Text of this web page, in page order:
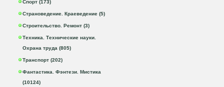
Спорт (173)
Страноведение. Краеведение (5)
Строительство. Ремонт (3)
Техника. Технические науки.
Охрана труда (805)
Транспорт (202)
Фантастика. Фэнтези. Мистика
(10124)